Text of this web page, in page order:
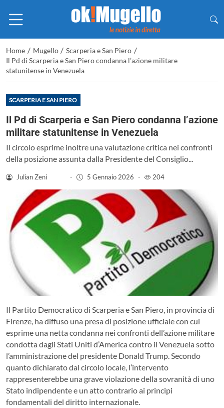
Home / Mugello / Scarperia e San Piero /
Il Pd di Scarperia e San Piero condanna l’azione militare
statunitense in Venezuela
SCARPERIA E SAN PIERO
Il Pd di Scarperia e San Piero condanna l’azione
militare statunitense in Venezuela
Il circolo esprime inoltre una valutazione critica nei confronti
della posizione assunta dalla Presidente del Consiglio...
Julian Zeni - 5 Gennaio 2026 - 204
Il Partito Democratico di Scarperia e San Piero, in provincia di
Firenze, ha diffuso una presa di posizione ufficiale con cui
esprime una netta condanna nei confronti dell’azione militare
condotta dagli Stati Uniti d’America contro il Venezuela sotto
l’amministrazione del presidente Donald Trump. Secondo
quanto dichiarato dal circolo locale, l’intervento
rappresenterebbe una grave violazione della sovranità di uno
Stato indipendente e un atto contrario ai principi
fondamentali del diritto internazionale.